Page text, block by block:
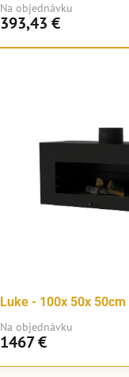
Na objednávku
393,43 €
Luke - 100x 50x 50cm
Na objednávku
1467 €